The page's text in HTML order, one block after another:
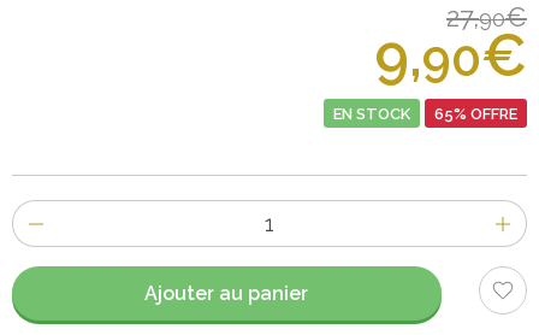
27,90€
9,90€
EN STOCK 65% OFFRE
Nombre
d'items
Ajouter au panier